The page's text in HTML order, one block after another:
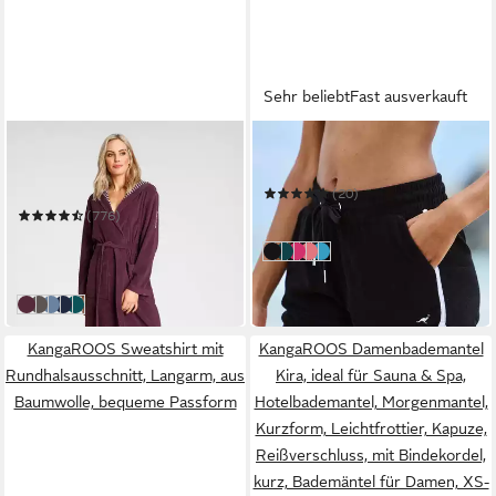
Damenbademantel Dalia,
ideal für Sauna & Spa,
Standardlänge & Überlänge
(776)
ab 34,99 € UVP 88,99 €
in 1-2 Werktagen bei dir
beere
anthrazit
blaumarine
smaragd
Sehr beliebtFast ausverkauft
KANGAROOS
Relaxshorts
(20)
22,99 €
in 2-3 Werktagen bei dir
schwarz
grün
pinkpeach
türkis
KangaROOS Sweatshirt mit
Rundhalsausschnitt, Langarm, aus
Baumwolle, bequeme Passform
KangaROOS Damenbademantel
Kira, ideal für Sauna & Spa,
Hotelbademantel, Morgenmantel,
Kurzform, Leichtfrottier, Kapuze,
Reißverschluss, mit Bindekordel,
kurz, Bademäntel für Damen, XS-